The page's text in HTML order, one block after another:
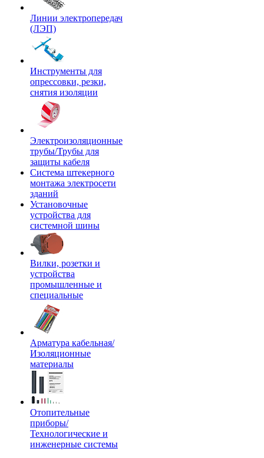
Линии электропередач
(ЛЭП)
Инструменты для
опрессовки, резки,
снятия изоляции
Электроизоляционные
трубы/Трубы для
защиты кабеля
Система штекерного
монтажа электросети
зданий
Установочные
устройства для
системной шины
Вилки, розетки и
устройства
промышленные и
специальные
Арматура кабельная/
Изоляционные
материалы
Отопительные
приборы/
Технологические и
инженерные системы